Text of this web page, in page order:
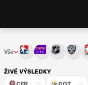
ŽIVÉ VÝSLEDKY
Vše Tipsport extraliga
Maxa ligaNHL KHL